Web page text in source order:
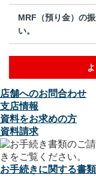
MRF（預り金）の
い。
店舗へのお問合わせ
支店情報
資料をお求めの方
資料請求
お手続きに関する書